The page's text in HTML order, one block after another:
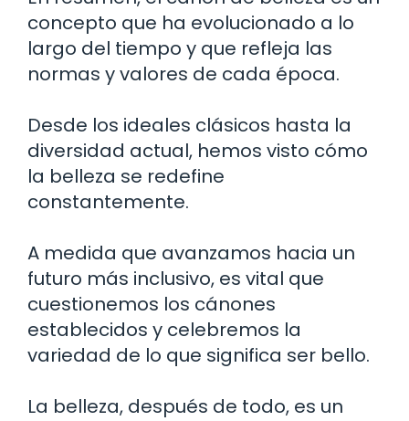
concepto que ha evolucionado a lo
largo del tiempo y que refleja las
normas y valores de cada época.
Desde los ideales clásicos hasta la
diversidad actual, hemos visto cómo
la belleza se redefine
constantemente.
A medida que avanzamos hacia un
futuro más inclusivo, es vital que
cuestionemos los cánones
establecidos y celebremos la
variedad de lo que significa ser bello.
La belleza, después de todo, es un